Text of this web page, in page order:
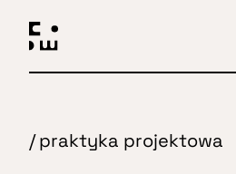
głównej
treści
/praktyka projektowa